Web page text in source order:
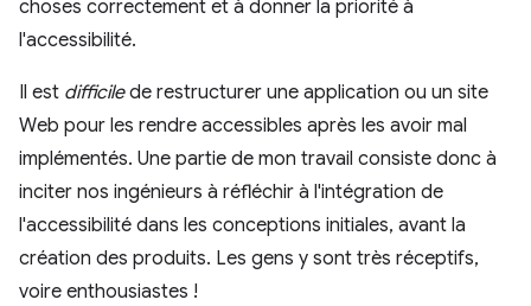
choses correctement et à donner la priorité à
l'accessibilité.
Il est difficilede restructurer une application ou un site
Web pour les rendre accessibles après les avoir mal
implémentés. Une partie de mon travail consiste donc à
inciter nos ingénieurs à réfléchir à l'intégration de
l'accessibilité dans les conceptions initiales, avant la
création des produits. Les gens y sont très réceptifs,
voire enthousiastes !